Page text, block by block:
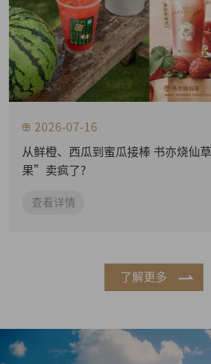
2026-07-16
从鲜橙、西瓜到蜜瓜接棒 书亦烧仙草把“大众水
果”卖疯了?
查看详情
了解更多